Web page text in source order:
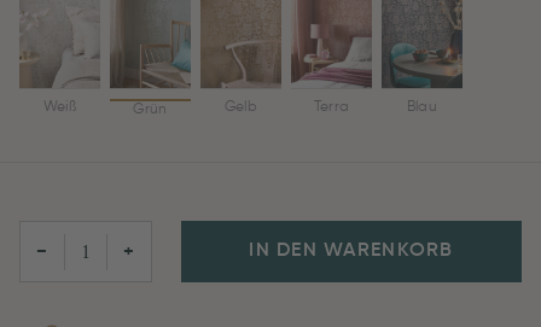
Weiß Grün Gelb Terra Blau
− + IN DEN WARENKORB